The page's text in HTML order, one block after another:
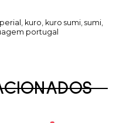
, kuro, kuro sumi, sumi,
portugal